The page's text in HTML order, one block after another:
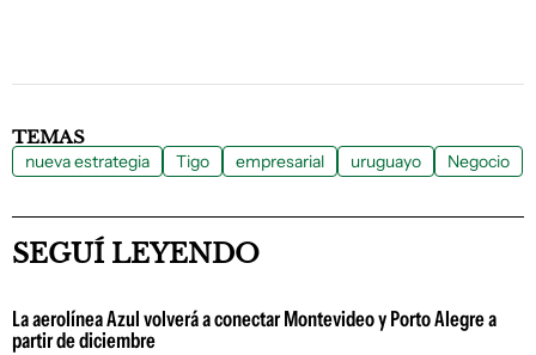
TEMAS
nueva estrategia Tigo empresarial uruguayo Negocio
SEGUÍ LEYENDO
La aerolínea Azul volverá a conectar Montevideo y Porto Alegre a
partir de diciembre